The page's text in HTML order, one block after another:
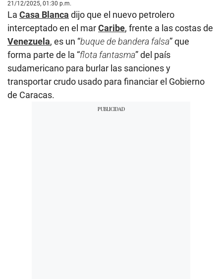
21/12/2025, 01:30 p.m.
La Casa Blanca dijo que el nuevo petrolero
interceptado en el marCaribe, frente a las costas de
Venezuela, es un “buque de bandera falsa” que
forma parte de la “flota fantasma” del país
sudamericano para burlar las sanciones y
transportar crudo usado para financiar el Gobierno
de Caracas.